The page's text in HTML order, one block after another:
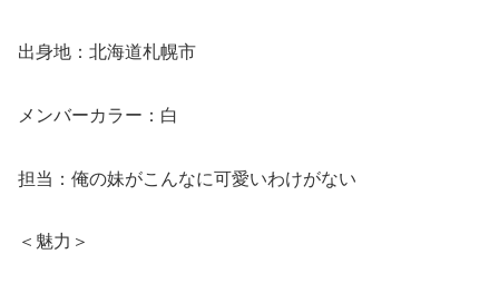
出身地：北海道札幌市
メンバーカラー：白
担当：俺の妹がこんなに可愛いわけがない
＜魅力＞